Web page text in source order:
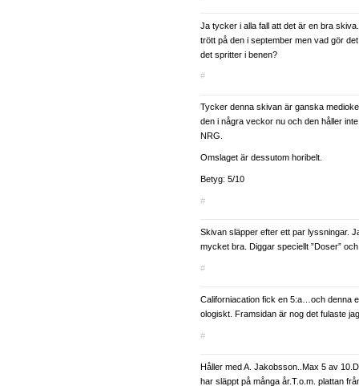
Ja tycker i alla fall att det är en bra
trött på den i september men vad gör
det spritter i benen?
#
Tycker denna skivan är ganska
den i några veckor nu och den håller
NRG.
Omslaget är dessutom horibelt.
Betyg: 5/10
#
Skivan släpper efter ett par lyssningar.
mycket bra. Diggar speciellt ”Doser” och
#
Californiacation fick en 5:a…och denna
ologiskt. Framsidan är nog det fulaste
#
Håller med A. Jakobsson..Max 5 av
har släppt på många år.T.o.m. plattan